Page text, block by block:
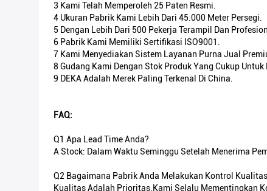
3 Kami Telah Memperoleh 25 Paten Resmi.
4 Ukuran Pabrik Kami Lebih Dari 45.000 Meter Persegi.
5 Dengan Lebih Dari 500 Pekerja Terampil Dan
6 Pabrik Kami Memiliki Sertifikasi ISO9001.
7 Kami Menyediakan Sistem Layanan Purna Jual
8 Gudang Kami Dengan Stok Produk Yang Cukup
9 DEKA Adalah Merek Paling Terkenal Di China.
FAQ:
Q1 Apa Lead Time Anda?
A Stock: Dalam Waktu Seminggu Setelah Menerima
Q2 Bagaimana Pabrik Anda Melakukan Kontrol
Kualitas Adalah Prioritas.Kami Selalu Mementingkan